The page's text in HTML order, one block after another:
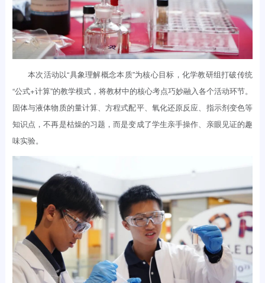
本次活动以“具象理解概念本质”为核心目标，化学教研组打破传统
“公式+计算”的教学模式，将教材中的核心考点巧妙融入各个活动环节。
固体与液体物质的量计算、方程式配平、氧化还原反应、指示剂变色等
知识点，不再是枯燥的习题，而是变成了学生亲手操作、亲眼见证的趣
味实验。